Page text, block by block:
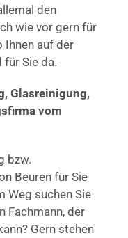
den
wie vor gern für
Ihnen auf der
Sie da.
Glasreinigung,
vom
bzw.
Beuren für Sie
Weg suchen Sie
Fachmann, der
Gern stehen